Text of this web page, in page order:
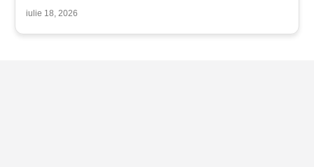
iulie 18, 2026